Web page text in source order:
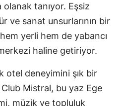
tanıyor. Eşsiz
ve sanat unsurlarının bir
yerli hem de yabancı
haline getiriyor.
otel deneyimini şık bir
Mistral, bu yaz Ege
müzik ve topluluk